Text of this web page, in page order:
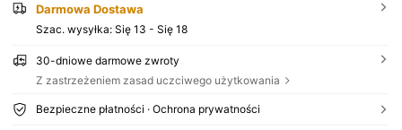
Darmowa Dostawa
Szac. wysyłka: Się 13 - Się 18
30-dniowe darmowe zwroty
Z zastrzeżeniem zasad uczciwego użytkowania
Bezpieczne płatności · Ochrona prywatności